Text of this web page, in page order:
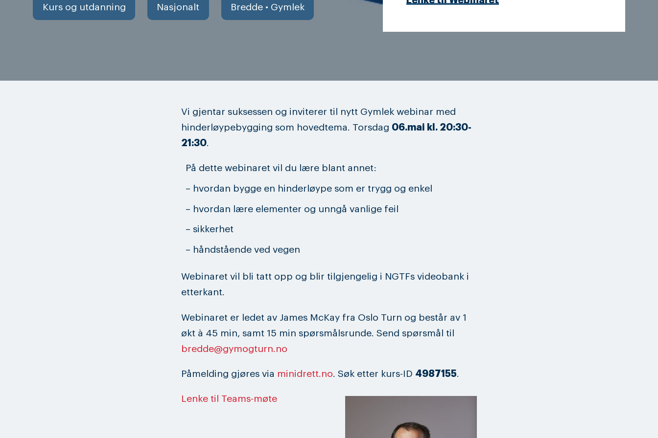
Kurs og utdanning Nasjonalt Bredde • Gymlek
Vi gjentar suksessen og inviterer til nytt Gymlek webinar med
hinderløypebygging som hovedtema. Torsdag 06.mai kl. 20:30-
21:30.
På dette webinaret vil du lære blant annet:
– hvordan bygge en hinderløype som er trygg og enkel
– hvordan lære elementer og unngå vanlige feil
– sikkerhet
– håndstående ved vegen
Webinaret vil bli tatt opp og blir tilgjengelig i NGTFs videobank i
etterkant.
Webinaret er ledet av James McKay fra Oslo Turn og består av 1
økt à 45 min, samt 15 min spørsmålsrunde. Send spørsmål til
bredde@gymogturn.no
Påmelding gjøres via minidrett.no. Søk etter kurs-ID 4987155.
Lenke til Teams-møte